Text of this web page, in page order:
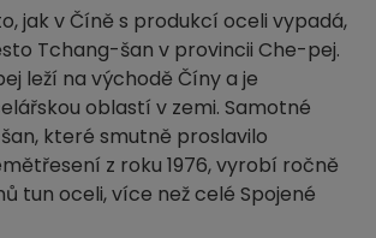
jak v Číně s produkcí oceli vypadá,
Tchang-šan v provincii Che-pej.
leží na východě Číny a je
oblastí v zemi. Samotné
které smutně proslavilo
z roku 1976, vyrobí ročně
tun oceli, více než celé Spojené